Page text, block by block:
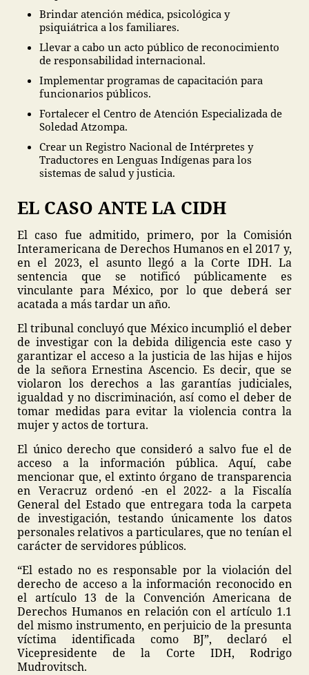
Brindar atención médica, psicológica y
psiquiátrica a los familiares.
Llevar a cabo un acto público de reconocimiento
de responsabilidad internacional.
Implementar programas de capacitación para
funcionarios públicos.
Fortalecer el Centro de Atención Especializada de
Soledad Atzompa.
Crear un Registro Nacional de Intérpretes y
Traductores en Lenguas Indígenas para los
sistemas de salud y justicia.
EL CASO ANTE LA CIDH
El caso fue admitido, primero, por la Comisión
Interamericana de Derechos Humanos en el 2017 y,
en el 2023, el asunto llegó a la Corte IDH. La
sentencia que se notificó públicamente es
vinculante para México, por lo que deberá ser
acatada a más tardar un año.
El tribunal concluyó que México incumplió el deber
de investigar con la debida diligencia este caso y
garantizar el acceso a la justicia de las hijas e hijos
de la señora Ernestina Ascencio. Es decir, que se
violaron los derechos a las garantías judiciales,
igualdad y no discriminación, así como el deber de
tomar medidas para evitar la violencia contra la
mujer y actos de tortura.
El único derecho que consideró a salvo fue el de
acceso a la información pública. Aquí, cabe
mencionar que, el extinto órgano de transparencia
en Veracruz ordenó -en el 2022- a la Fiscalía
General del Estado que entregara toda la carpeta
de investigación, testando únicamente los datos
personales relativos a particulares, que no tenían el
carácter de servidores públicos.
“El estado no es responsable por la violación del
derecho de acceso a la información reconocido en
el artículo 13 de la Convención Americana de
Derechos Humanos en relación con el artículo 1.1
del mismo instrumento, en perjuicio de la presunta
víctima identificada como BJ”, declaró el
Vicepresidente de la Corte IDH, Rodrigo
Mudrovitsch.